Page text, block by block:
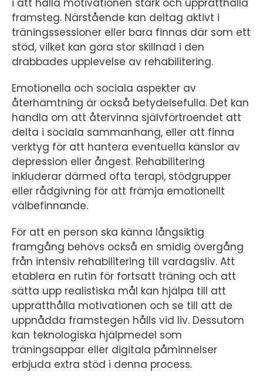
i att hålla motivationen stark och upprätthålla
framsteg. Närstående kan deltag aktivt i
träningssessioner eller bara finnas där som ett
stöd, vilket kan göra stor skillnad i den
drabbades upplevelse av rehabilitering.
Emotionella och sociala aspekter av
återhämtning är också betydelsefulla. Det kan
handla om att återvinna självförtroendet att
delta i sociala sammanhang, eller att finna
verktyg för att hantera eventuella känslor av
depression eller ångest. Rehabilitering
inkluderar därmed ofta terapi, stödgrupper
eller rådgivning för att främja emotionellt
välbefinnande.
För att en person ska känna långsiktig
framgång behövs också en smidig övergång
från intensiv rehabilitering till vardagsliv. Att
etablera en rutin för fortsatt träning och att
sätta upp realistiska mål kan hjälpa till att
upprätthålla motivationen och se till att de
uppnådda framstegen hålls vid liv. Dessutom
kan teknologiska hjälpmedel som
träningsappar eller digitala påminnelser
erbjuda extra stöd i denna process.